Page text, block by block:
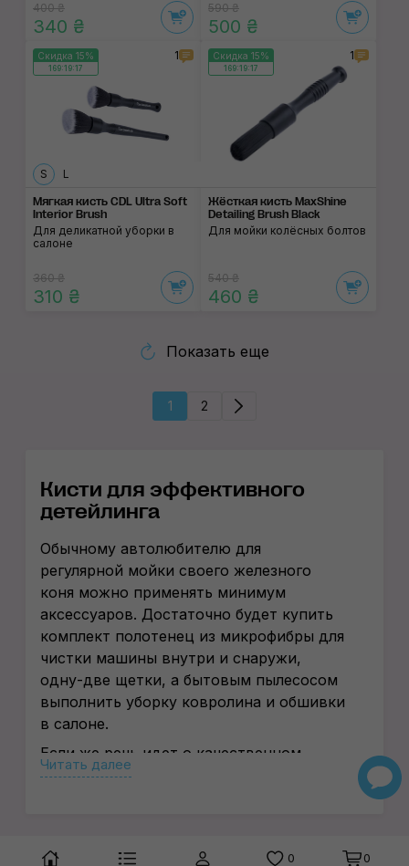
400 ₴
340 ₴
590 ₴
500 ₴
Скидка 15%
169:19:17
1
S L
Мягкая кисть CDL Ultra Soft
Interior Brush
Для деликатной уборки в
салоне
360 ₴
310 ₴
Скидка 15%
169:19:17
1
Жёсткая кисть MaxShine
Detailing Brush Black
Для мойки колёсных болтов
540 ₴
460 ₴
Показать еще
1 2
Кисти для эффективного
детейлинга
Обычному автолюбителю для
регулярной мойки своего железного
коня можно применять минимум
аксессуаров. Достаточно будет купить
комплект полотенец из микрофибры для
чистки машины внутри и снаружи,
одну-две щетки, а бытовым пылесосом
выполнить уборку ковролина и обшивки
в салоне.
Если же речь идет о качественном
детейлинге транспортного средства,
использование целого арсенала
Читать далее
0 0